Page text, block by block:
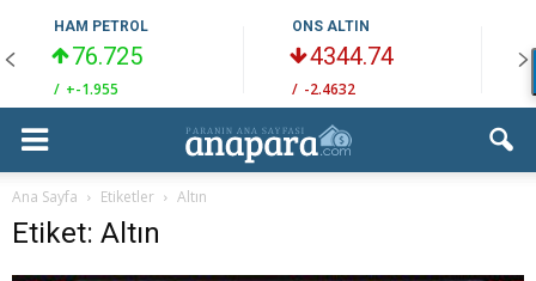
HAM PETROL
76.725
/ +-1.955
ONS ALTIN
4344.74
/ -2.4632 /
Ana Sayfa Etiketler Altın
Etiket: Altın